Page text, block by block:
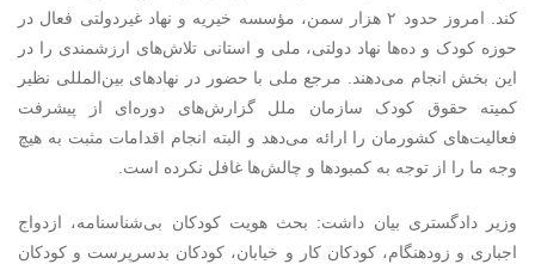
کند. امروز حدود ۲ هزار سمن، مؤسسه خیریه و نهاد غیردولتی فعال در
حوزه کودک و ده‌ها نهاد دولتی، ملی و استانی تلاش‌های ارزشمندی را در
این بخش انجام می‌دهند. مرجع ملی با حضور در نهادهای بین‌المللی نظیر
کمیته حقوق کودک سازمان ملل گزارش‌های دوره‌ای از پیشرفت
فعالیت‌های کشورمان را ارائه می‌دهد و البته انجام اقدامات مثبت به هیچ
وجه ما را از توجه به کمبودها و چالش‌ها غافل نکرده است.
وزیر دادگستری بیان داشت: بحث هویت کودکان بی‌شناسنامه، ازدواج
اجباری و زودهنگام، کودکان کار و خیابان، کودکان بدسرپرست و کودکان